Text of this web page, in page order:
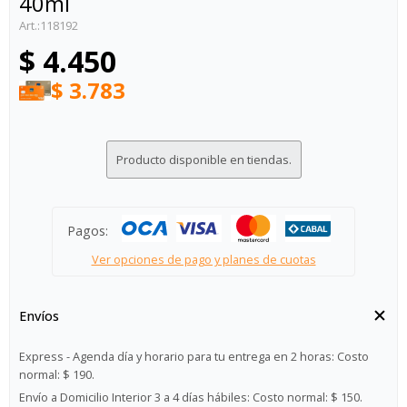
118192
$ 4.450
$ 3.783
Producto disponible en tiendas.
Pagos:
Ver opciones de pago y planes de cuotas
Envíos
Express - Agenda día y horario para tu entrega en 2 horas: Costo
normal: $ 190.
Envío a Domicilio Interior 3 a 4 días hábiles: Costo normal: $ 150.